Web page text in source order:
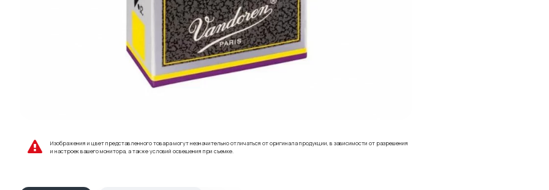
Изображения и цвет представленного товара могут незначительно отличаться от оригинала продукции, в зависимости от разрешения
и настроек вашего монитора, а также условий освещения при съемке.